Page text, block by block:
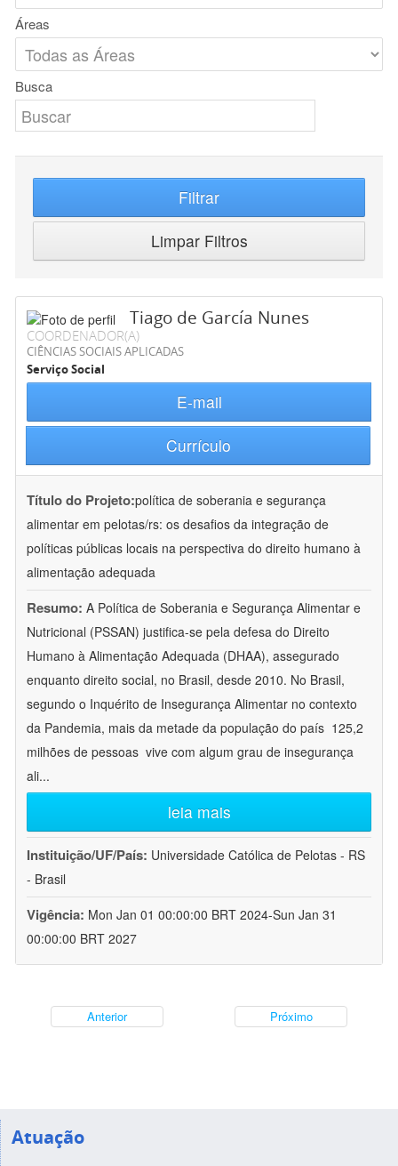
Áreas
Busca
Filtrar
Limpar Filtros
Tiago de García Nunes
COORDENADOR(A)
CIÊNCIAS SOCIAIS APLICADAS
Serviço Social
E-mail
Currículo
Título do Projeto:política de soberania e segurança
alimentar em pelotas/rs: os desafios da integração de
políticas públicas locais na perspectiva do direito humano à
alimentação adequada
Resumo: A Política de Soberania e Segurança Alimentar e
Nutricional (PSSAN) justifica-se pela defesa do Direito
Humano à Alimentação Adequada (DHAA), assegurado
enquanto direito social, no Brasil, desde 2010. No Brasil,
segundo o Inquérito de Insegurança Alimentar no contexto
da Pandemia, mais da metade da população do país  125,2
milhões de pessoas  vive com algum grau de insegurança
ali...
leia mais
Instituição/UF/País: Universidade Católica de Pelotas - RS
- Brasil
Vigência: Mon Jan 01 00:00:00 BRT 2024-Sun Jan 31
00:00:00 BRT 2027
Anterior Próximo
Atuação